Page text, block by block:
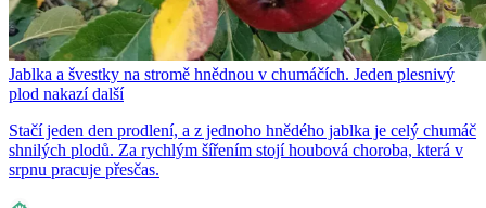
Jablka a švestky na stromě hnědnou v chumáčích. Jeden plesnivý
plod nakazí další
Stačí jeden den prodlení, a z jednoho hnědého jablka je celý chumáč
shnilých plodů. Za rychlým šířením stojí houbová choroba, která v
srpnu pracuje přesčas.